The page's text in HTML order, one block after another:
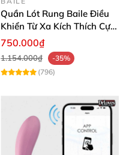
Quần Lót Rung Baile Điều
Khiển Từ Xa Kích Thích Cực
Mạnh
750.000₫
1.154.000₫
-35%
(796)